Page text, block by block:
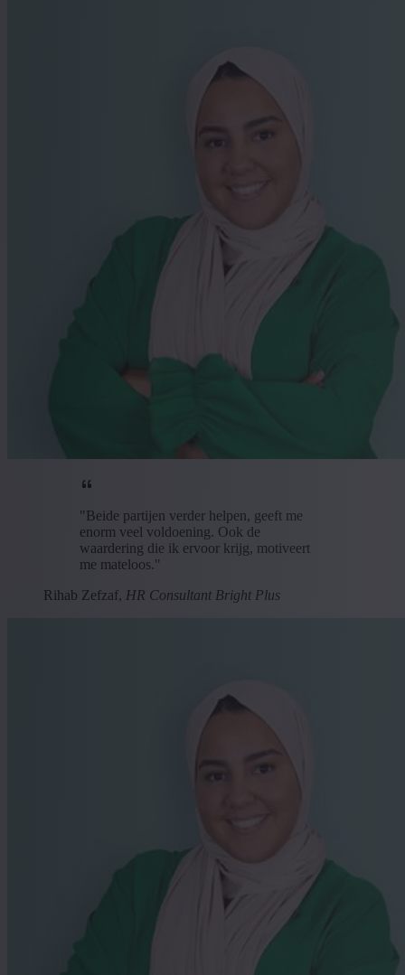
"Beide partijen verder helpen, geeft me
enorm veel voldoening. Ook de
waardering die ik ervoor krijg, motiveert
me mateloos."
Rihab Zefzaf, HR Consultant Bright Plus